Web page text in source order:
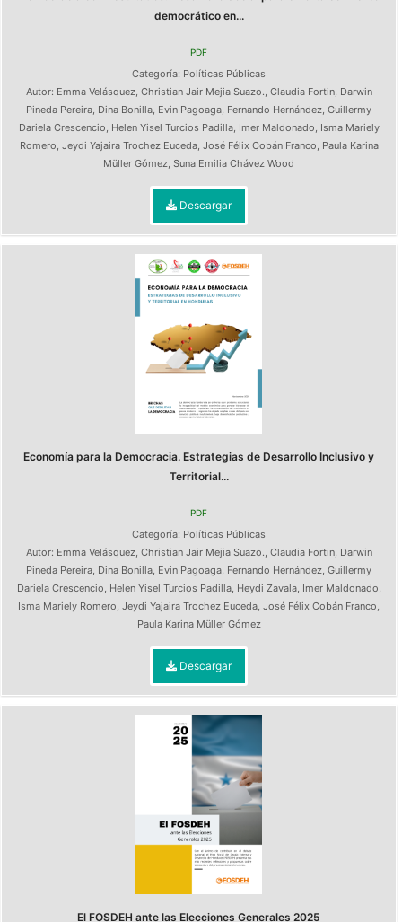
democrático en...
PDF
Categoría: Políticas Públicas
Autor: Emma Velásquez, Christian Jair Mejia Suazo., Claudia Fortin, Darwin
Pineda Pereira, Dina Bonilla, Evin Pagoaga, Fernando Hernández, Guillermy
Dariela Crescencio, Helen Yisel Turcios Padilla, Imer Maldonado, Isma Mariely
Romero, Jeydi Yajaira Trochez Euceda, José Félix Cobán Franco, Paula Karina
Müller Gómez, Suna Emilia Chávez Wood
Descargar
Economía para la Democracia. Estrategias de Desarrollo Inclusivo y
Territorial...
PDF
Categoría: Políticas Públicas
Autor: Emma Velásquez, Christian Jair Mejia Suazo., Claudia Fortin, Darwin
Pineda Pereira, Dina Bonilla, Evin Pagoaga, Fernando Hernández, Guillermy
Dariela Crescencio, Helen Yisel Turcios Padilla, Heydi Zavala, Imer Maldonado,
Isma Mariely Romero, Jeydi Yajaira Trochez Euceda, José Félix Cobán Franco,
Paula Karina Müller Gómez
Descargar
El FOSDEH ante las Elecciones Generales 2025